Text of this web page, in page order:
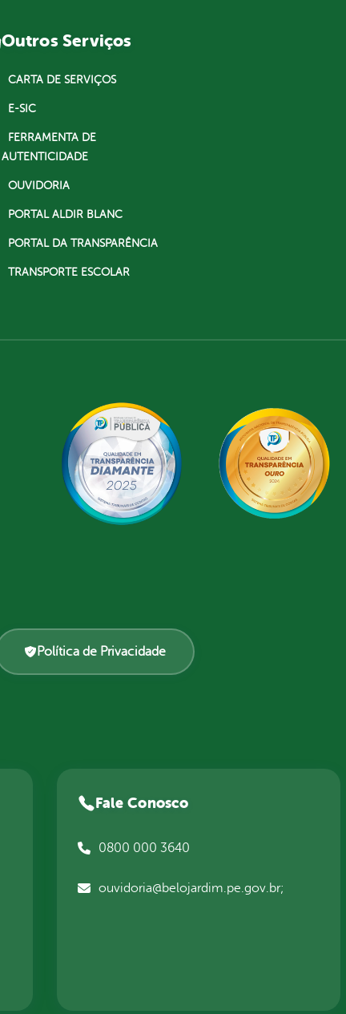
Outros Serviços
CARTA DE SERVIÇOS
E-SIC
FERRAMENTA DE
AUTENTICIDADE
OUVIDORIA
PORTAL ALDIR BLANC
PORTAL DA TRANSPARÊNCIA
TRANSPORTE ESCOLAR
Política de Privacidade
Fale Conosco
0800 000 3640
ouvidoria@belojardim.pe.gov.br;